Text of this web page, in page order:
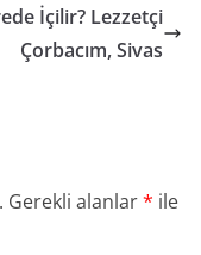
İçilir? Lezzetçi
Çorbacım, Sivas
Gerekli alanlar* ile